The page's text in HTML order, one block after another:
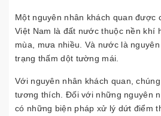
Một nguyên nhân khách quan được
Việt Nam là đất nước thuộc nền khí
mùa, mưa nhiều. Và nước là
trạng thấm dột tường mái.
Với nguyên nhân khách quan,
tương thích. Đối với những nguyên
có những biện pháp xử lý dứt điểm